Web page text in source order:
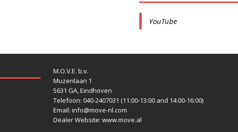
YouTube
M.O.V.E. b.v.
Muzenlaan 1
5631 GA, Eindhoven
Telefoon: 040-2407031 (11:00-13:00 and 14:00-16:00)
Email: info@move-nl.com
Dealer Website: www.move.al